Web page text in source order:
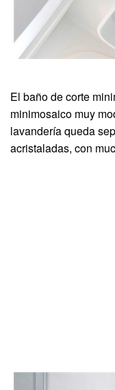
El baño de corte
minimosaico muy
lavandería queda
acristaladas, con